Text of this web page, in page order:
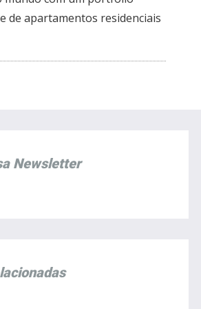
de apartamentos residenciais
Newsletter